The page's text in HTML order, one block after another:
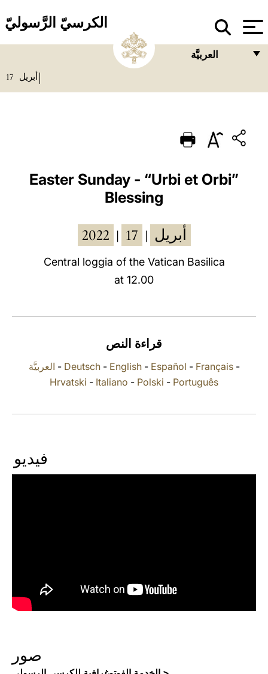
الكرسيّ الرَّسوليّ
العربيَّة
PORTUGUÊS
ESPAÑOL
中文
أبريل 17
Easter Sunday - “Urbi et Orbi”
Blessing
2022 أبريل 17
Central loggia of the Vatican Basilica
at 12.00
قراءة النص
العربيَّة - Deutsch- English- Español - Français-
Hrvatski - Italiano - Polski - Português
فيديو
صور